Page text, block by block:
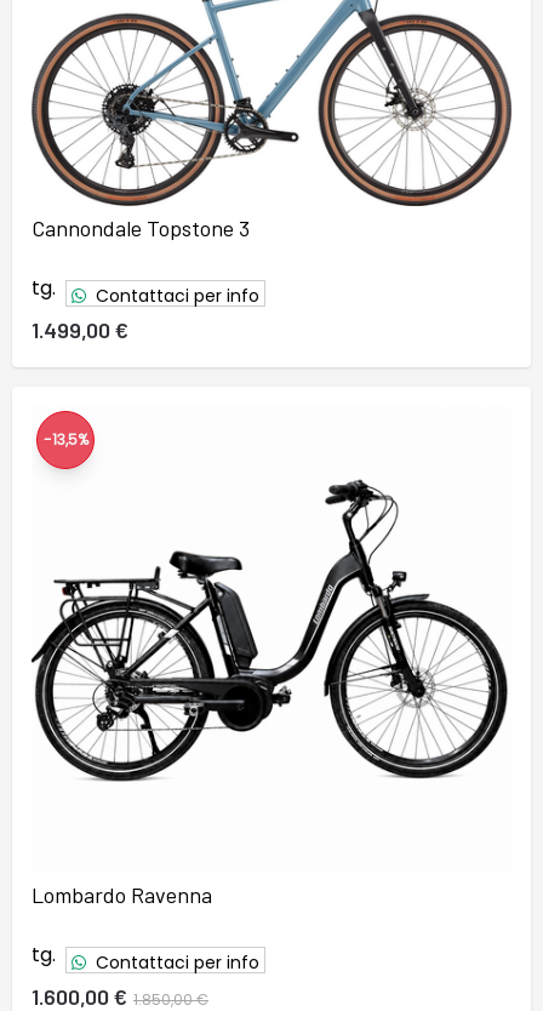
Cannondale Topstone 3
tg. Contattaci per info
1.499,00 €
-13,5%
Lombardo Ravenna
tg. Contattaci per info
1.600,00 € 1.850,00 €
38 39 40 41